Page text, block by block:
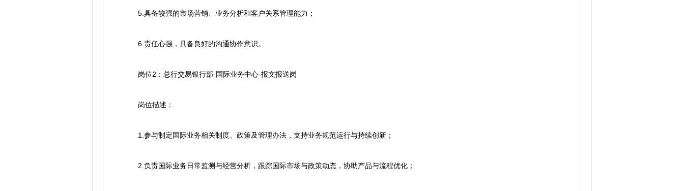
5.具备较强的市场营销、业务分析和客户关系管理能力；
6.责任心强，具备良好的沟通协作意识。
岗位2：总行交易银行部-国际业务中心-报文报送岗
岗位描述：
1.参与制定国际业务相关制度、政策及管理办法，支持业务规范运行与持续创新；
2.负责国际业务日常监测与经营分析，跟踪国际市场与政策动态，协助产品与流程优化；